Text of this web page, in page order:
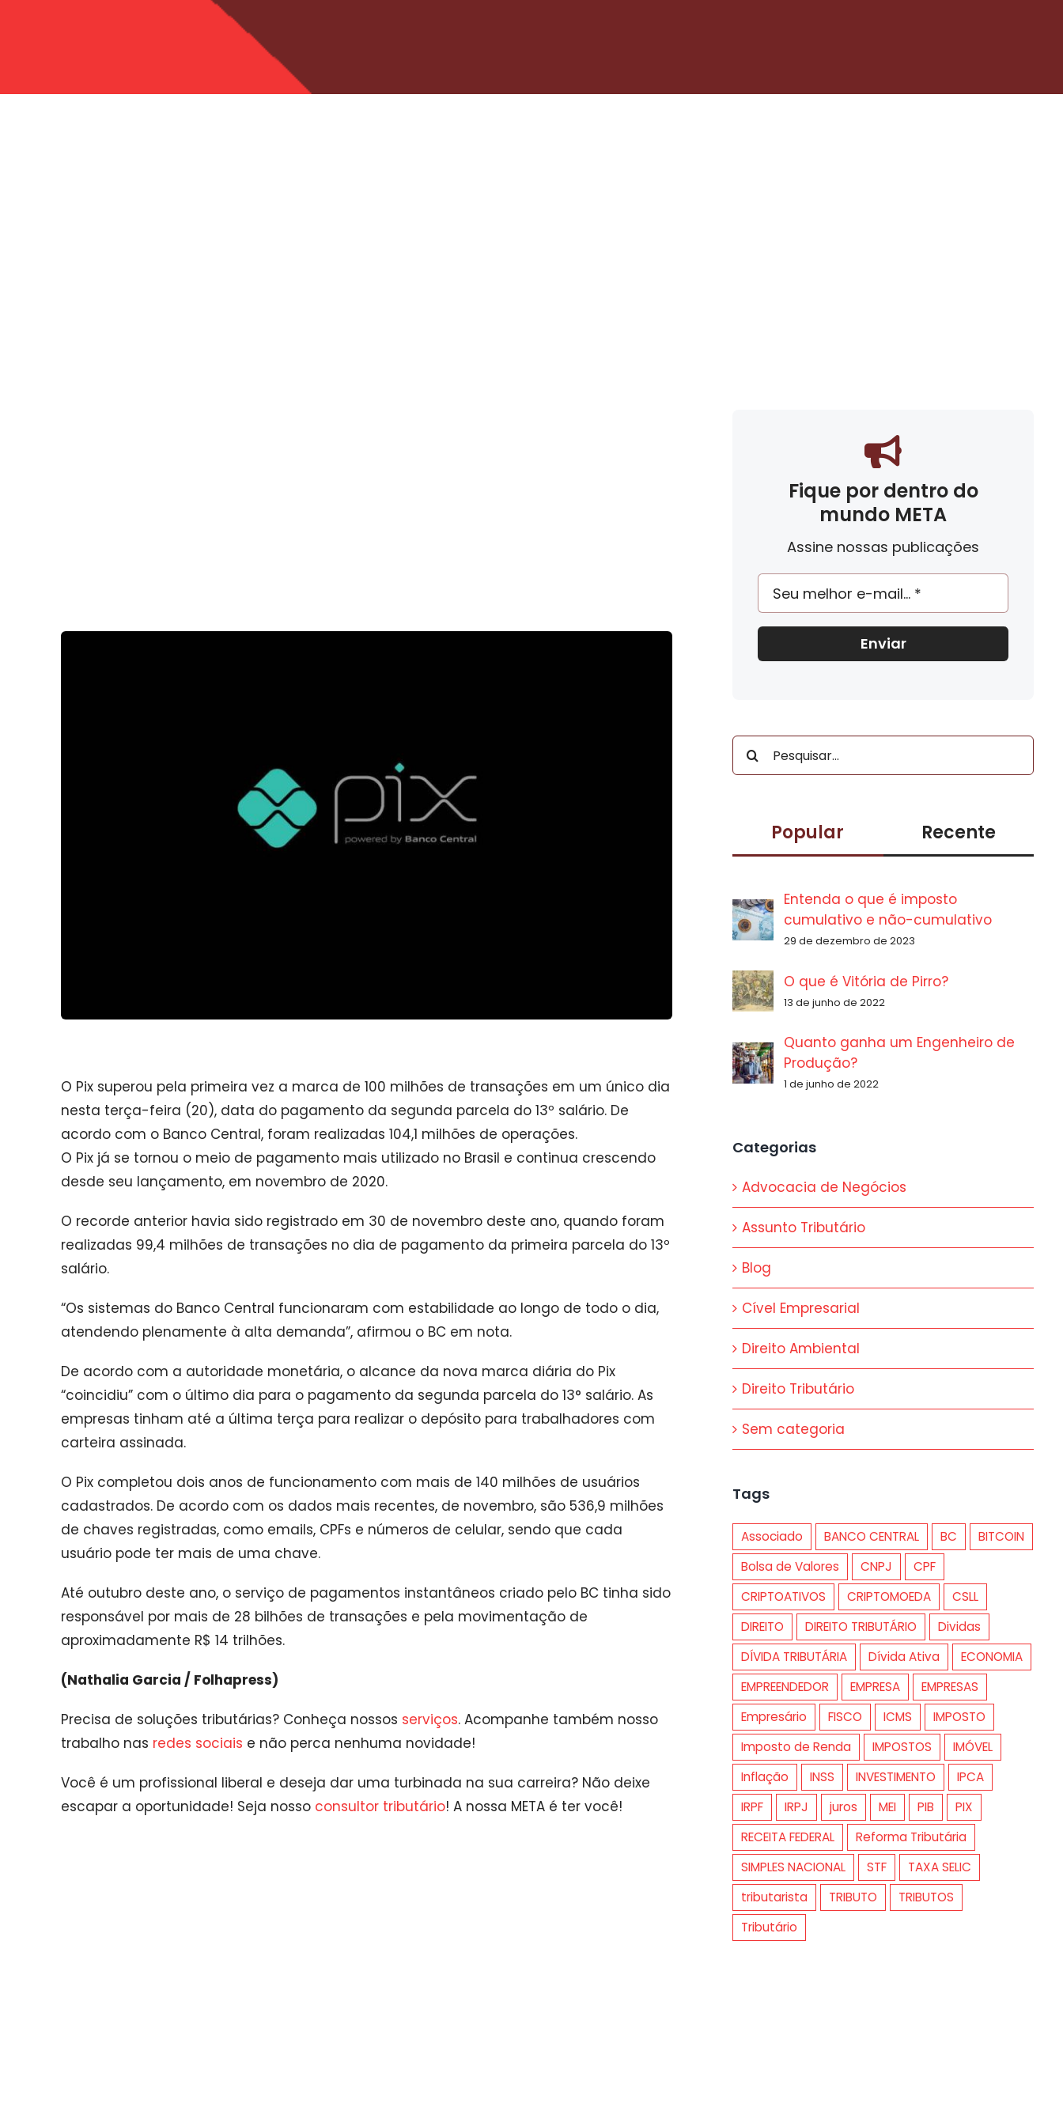
O Pix superou pela primeira vez a marca de 100 milhões de transações em um único dia
nesta terça-feira (20), data do pagamento da segunda parcela do 13º salário. De
acordo com o Banco Central, foram realizadas 104,1 milhões de operações.
O Pix já se tornou o meio de pagamento mais utilizado no Brasil e continua crescendo
desde seu lançamento, em novembro de 2020.
O recorde anterior havia sido registrado em 30 de novembro deste ano, quando foram
realizadas 99,4 milhões de transações no dia de pagamento da primeira parcela do 13º
salário.
“Os sistemas do Banco Central funcionaram com estabilidade ao longo de todo o dia,
atendendo plenamente à alta demanda”, afirmou o BC em nota.
De acordo com a autoridade monetária, o alcance da nova marca diária do Pix
“coincidiu” com o último dia para o pagamento da segunda parcela do 13° salário. As
empresas tinham até a última terça para realizar o depósito para trabalhadores com
carteira assinada.
O Pix completou dois anos de funcionamento com mais de 140 milhões de usuários
cadastrados. De acordo com os dados mais recentes, de novembro, são 536,9 milhões
de chaves registradas, como emails, CPFs e números de celular, sendo que cada
usuário pode ter mais de uma chave.
Até outubro deste ano, o serviço de pagamentos instantâneos criado pelo BC tinha sido
responsável por mais de 28 bilhões de transações e pela movimentação de
aproximadamente R$ 14 trilhões.
(Nathalia Garcia / Folhapress)
Precisa de soluções tributárias? Conheça nossos serviços. Acompanhe também nosso
trabalho nas redes sociais e não perca nenhuma novidade!
Você é um profissional liberal e deseja dar uma turbinada na sua carreira? Não deixe
escapar a oportunidade! Seja nosso consultor tributário! A nossa META é ter você!
Fique por dentro do
mundo META
Assine nossas publicações
Enviar
Buscar
resultados
Popular Recente
Entenda o que é imposto
cumulativo e não-cumulativo
29 de dezembro de 2023
O que é Vitória de Pirro?
13 de junho de 2022
Quanto ganha um Engenheiro de
Produção?
1 de junho de 2022
Categorias
Advocacia de Negócios
Assunto Tributário
Blog
Cível Empresarial
Direito Ambiental
Direito Tributário
Sem categoria
Tags
Associado BANCO CENTRAL BC
BITCOIN
Bolsa de Valores
CNPJ
CPF
CRIPTOATIVOS
CRIPTOMOEDA
CSLL
DIREITO
DIREITO TRIBUTÁRIO
Dividas
DÍVIDA TRIBUTÁRIA
Dívida Ativa
ECONOMIA
EMPREENDEDOR
EMPRESA
EMPRESAS
Empresário
FISCO ICMS
IMPOSTO
Imposto de Renda
IMPOSTOS
IMÓVEL
Inflação
INSS INVESTIMENTO
IPCA
IRPF
IRPJ juros MEI PIB
PIX
RECEITA FEDERAL
Reforma Tributária
SIMPLES NACIONAL
STF
TAXA SELIC
tributarista
TRIBUTO
TRIBUTOS
Tributário